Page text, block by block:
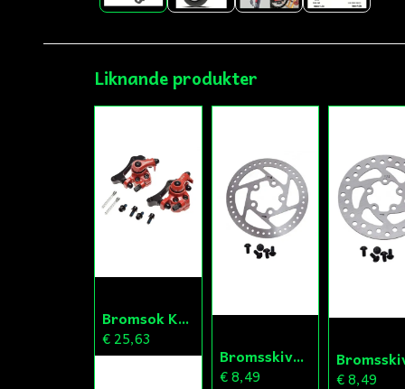
Liknande produkter
Bromsok Kugoo
€ 25,63
Bromsskiva 110mm Xiaomi
€ 8,49 € 8,49